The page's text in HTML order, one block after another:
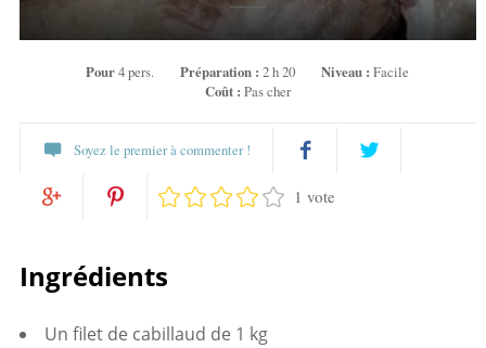
Pour4 pers. Préparation :2 h 20 Niveau : Facile
Coût : Pas cher
Soyez le premier à commenter !
Partagez
sur
Google+
it
1 vote
Ingrédients
Un filet de cabillaud de 1 kg